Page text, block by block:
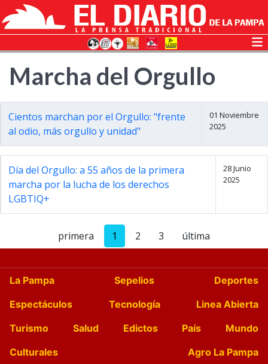
Marcha del Orgullo
Cientos marchan por el Orgullo: "frente
al odio, más orgullo y unidad"
01 Noviembre
2025
Día del Orgullo: a 55 años de la primera
marcha por la lucha de los derechos
LGBTIQ+
28 Junio
2025
primera 1 2 3 última
La Pampa Sepelios
Deportes
Espectáculos
Tecnología
Linea Abierta
Turismo
Salud Edictos País
Mundo
Culturales
Agro La Pampa